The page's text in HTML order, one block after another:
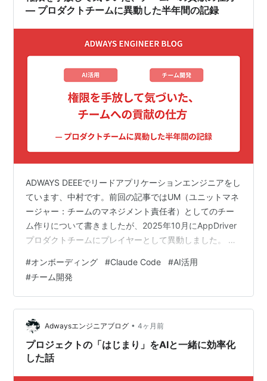
践したこと 1. 申請業務を行うユーザー…
— プロダクトチームに異動した半年間の記録
ADWAYS DEEEでリードアプリケーションエンジニアをし
ています、中村です。前回の記事ではUM（ユニットマネ
ージャー：チームのマネジメント責任者）としてのチー
ム作りについて書きましたが、2025年10月にAppDriver
プロダクトチームにプレイヤーとして異動しました。 技
ン）に長くいて、UM経験もありました。アプリケーショ
ン開発をやりたかったのと、マネジメントキャリアを考
えたときに異なる領域での経験が足りないと感じていた
のが異動の動機です。メンバーの変動でアドテクノロジ
ーディビジョンのAppDriverプロダクトチームに空きが出
たタイミング…
#オンボーディング #Claude Code #AI活用
#チーム開発
Adwaysエンジニアブログ • 4ヶ月前
プロジェクトの「はじまり」をAIと一緒に効率化
した話